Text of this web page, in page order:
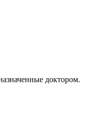
доктором.